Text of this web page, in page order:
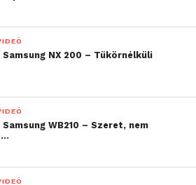
objektívből következik.
levesszük a gépről, egy
méretű géptestet kapunk,
megakadályozására szolgál
arra azért készüljünk
kell majd a belsejét. A
Mi egy fehéret kaptunk,
NX 200 – Tükörnélküli
WB210 – Szeret, nem